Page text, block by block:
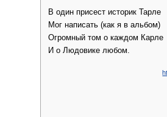
В один присест историк Тарле
Мог написать (как я в альбом)
Огромный том о каждом Карле
И о Людовике любом.